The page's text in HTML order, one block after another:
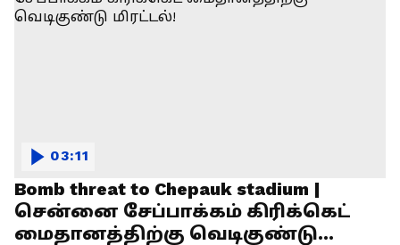
Bomb threat to Chepauk stadium |
சென்னை சேப்பாக்கம் கிரிக்கெட்
மைதானத்திற்கு வெடிகுண்டு
03:11